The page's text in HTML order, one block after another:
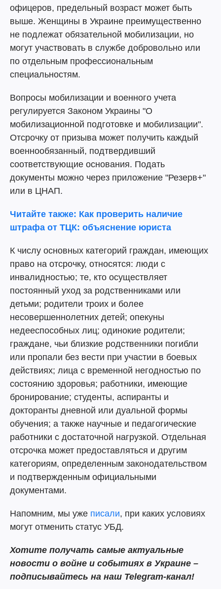
офицеров, предельный возраст может быть
выше. Женщины в Украине преимущественно
не подлежат обязательной мобилизации, но
могут участвовать в службе добровольно или
по отдельным профессиональным
специальностям.
Вопросы мобилизации и военного учета
регулируется Законом Украины "О
мобилизационной подготовке и мобилизации".
Отсрочку от призыва может получить каждый
военнообязанный, подтвердивший
соответствующие основания. Подать
документы можно через приложение "Резерв+"
или в ЦНАП.
Читайте также: Как проверить наличие
штрафа от ТЦК: объяснение юриста
К числу основных категорий граждан, имеющих
право на отсрочку, относятся: люди с
инвалидностью; те, кто осуществляет
постоянный уход за родственниками или
детьми; родители троих и более
несовершеннолетних детей; опекуны
недееспособных лиц; одинокие родители;
граждане, чьи близкие родственники погибли
или пропали без вести при участии в боевых
действиях; лица с временной негодностью по
состоянию здоровья; работники, имеющие
бронирование; студенты, аспиранты и
докторанты дневной или дуальной формы
обучения; а также научные и педагогические
работники с достаточной нагрузкой. Отдельная
отсрочка может предоставляться и другим
категориям, определенным законодательством
и подтвержденным официальными
документами.
Напомним, мы уже писали, при каких условиях
могут отменить статус УБД.
Хотите получать самые актуальные
новости о войне и событиях в Украине –
подписывайтесь на наш Telegram-канал!